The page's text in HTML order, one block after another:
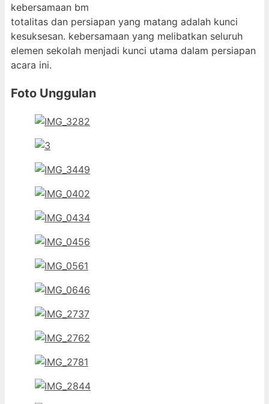
kebersamaan bm
totalitas dan persiapan yang matang adalah kunci
kesuksesan. kebersamaan yang melibatkan seluruh
elemen sekolah menjadi kunci utama dalam persiapan
acara ini.
Foto Unggulan